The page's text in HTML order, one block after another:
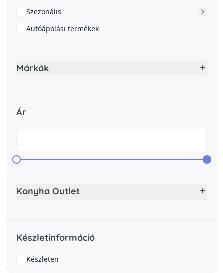
Szezonális
Autóápolási termékek
Márkák
Ár
Konyha Outlet
Készletinformáció
Készleten